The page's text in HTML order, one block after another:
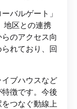
バルゲート」
地区との連携
のアクセス向
れており、回
ブハウスなど
徴です。今後
つなぐ動線上